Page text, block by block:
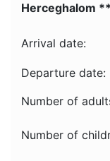
Herceghalom
Arrival date:
Departure date:
Number of
Number of